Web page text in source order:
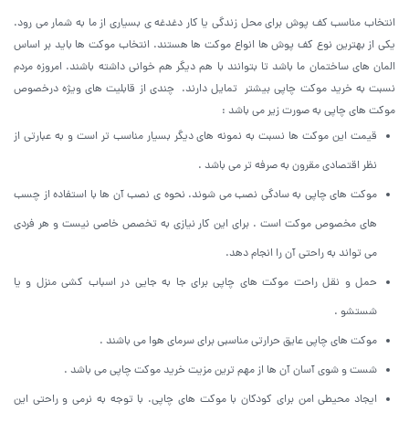
انتخاب مناسب کف پوش برای محل زندگی یا کار دغدغه ی بسیاری از ما به شمار می رود.
یکی از بهترین نوع کف پوش ها انواع موکت ها هستند. انتخاب موکت ها باید بر اساس
المان های ساختمان ما باشد تا بتوانند با هم دیگر هم خوانی داشته باشند. امروزه مردم
نسبت به خرید موکت چاپی بیشتر تمایل دارند. چندی از قابلیت های ویژه درخصوص
موکت های چاپی به صورت زیر می باشد :
قیمت این موکت ها نسبت به نمونه های دیگر بسیار مناسب تر است و به عبارتی از
نظر اقتصادی مقرون به صرفه تر می باشد .
موکت های چاپی به سادگی نصب می شوند. نحوه ی نصب آن ها با استفاده از چسب
های مخصوص موکت است . برای این کار نیازی به تخصص خاصی نیست و هر فردی
می تواند به راحتی آن را انجام دهد.
حمل و نقل راحت موکت های چاپی برای جا به جایی در اسباب کشی منزل و یا
شستشو .
موکت های چاپی عایق حرارتی مناسبی برای سرمای هوا می باشند .
شست و شوی آسان آن ها از مهم ترین مزیت خرید موکت چاپی می باشد .
ایجاد محیطی امن برای کودکان با موکت های چاپی. با توجه به نرمی و راحتی این